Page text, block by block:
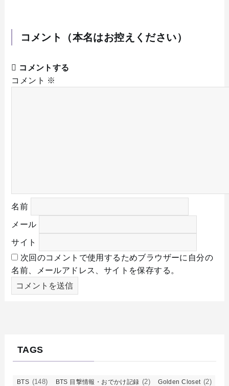
コメント（本名はお控えください）
コメントする
コメント ※
名前
メール
サイト
次回のコメントで使用するためブラウザーに自分の
名前、メールアドレス、サイトを保存する。
TAGS
BTS (148) BTS 目撃情報・おでかけ記録 (2) Golden Closet (2)